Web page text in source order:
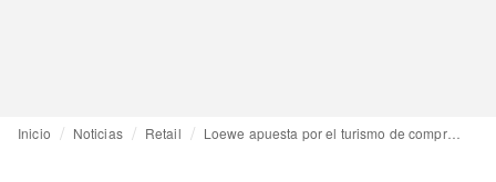
Inicio Noticias Retail Loewe apuesta por el turismo de compras con una decena de “pop-ups” en el Mediterráneo